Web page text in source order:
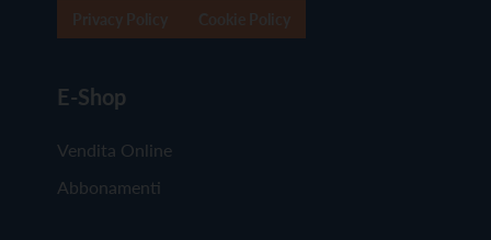
E-Shop
Vendita Online
Abbonamenti